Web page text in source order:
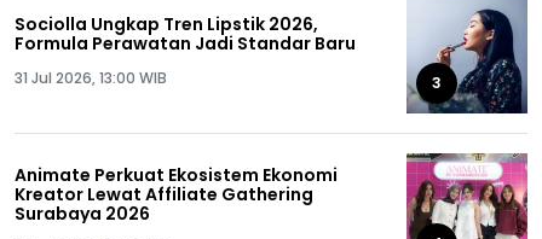
Sociolla Ungkap Tren Lipstik 2026,
Formula Perawatan Jadi Standar Baru
31 Jul 2026, 13:00 WIB 3
Animate Perkuat Ekosistem Ekonomi
Kreator Lewat Affiliate Gathering
Surabaya 2026